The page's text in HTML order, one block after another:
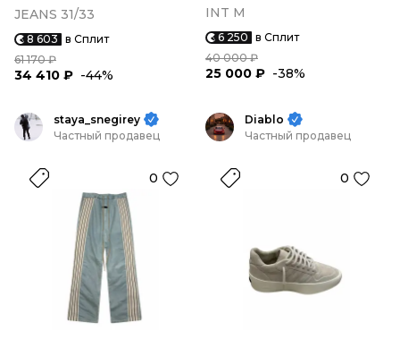
JEANS 31/33
8 603 в Сплит
61 170 ₽
34 410 ₽ -44%
INT M
6 250 в Сплит
40 000 ₽
25 000 ₽ -38%
staya_snegirey
Частный продавец
0
Diablo
Частный продавец
0